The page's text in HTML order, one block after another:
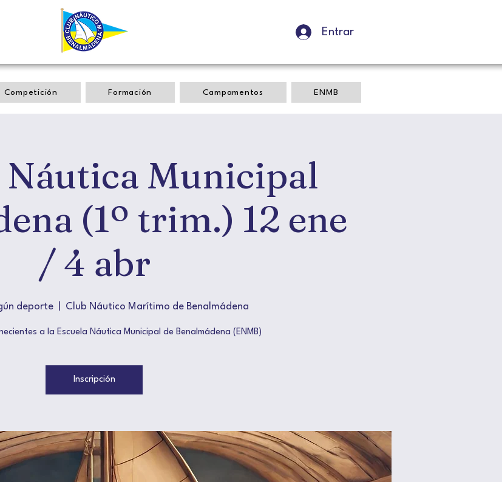
Entrar
Competición Formación Campamentos ENMB
Náutica Municipal
(1º trim.) 12 ene
/ 4 abr
deporte
  |
Club Náutico Marítimo de Benalmádena
a la Escuela Náutica Municipal de Benalmádena (ENMB)
Inscripción